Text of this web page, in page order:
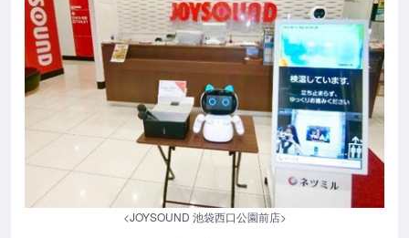
<JOYSOUND 池袋西口公園前店>